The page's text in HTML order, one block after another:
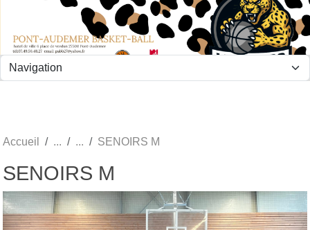
Accueil SENOIRS M
SENOIRS M
Panneau de gestion des cookies